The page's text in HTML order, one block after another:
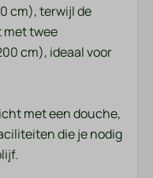
cm), terwijl de
met twee
cm), ideaal voor
met een douche,
die je nodig